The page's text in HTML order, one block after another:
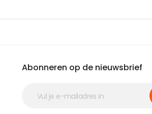
Abonneren op de nieuwsbrief